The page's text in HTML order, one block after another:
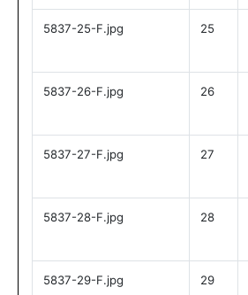
5837-25-F.jpg 25
5837-26-F.jpg 26
5837-27-F.jpg 27
5837-28-F.jpg 28
5837-29-F.jpg 29